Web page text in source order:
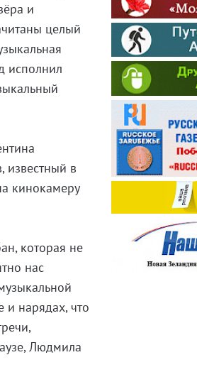
и
целый
исполнил
известный в
кинокамеру
которая не
нас
и нарядах, что
Людмила